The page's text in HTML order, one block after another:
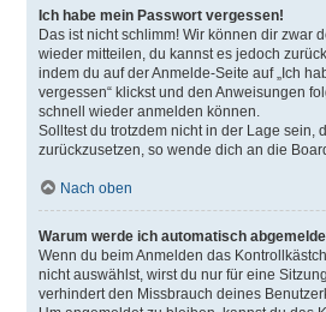
Ich habe mein Passwort vergessen!
Das ist nicht schlimm! Wir können dir zwar
wieder mitteilen, du kannst es jedoch
indem du auf der Anmelde-Seite auf „Ich
vergessen“ klickst und den Anweisungen
schnell wieder anmelden können.
Solltest du trotzdem nicht in der Lage sein,
zurückzusetzen, so wende dich an die
Nach oben
Warum werde ich automatisch
Wenn du beim Anmelden das
nicht auswählst, wirst du nur für eine
verhindert den Missbrauch deines